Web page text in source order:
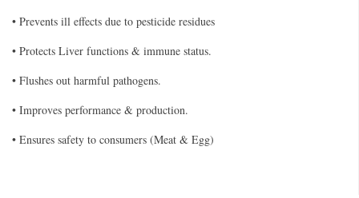
• Prevents ill effects due to pesticide residues
• Protects Liver functions & immune status.
• Flushes out harmful pathogens.
• Improves performance & production.
• Ensures safety to consumers (Meat & Egg)